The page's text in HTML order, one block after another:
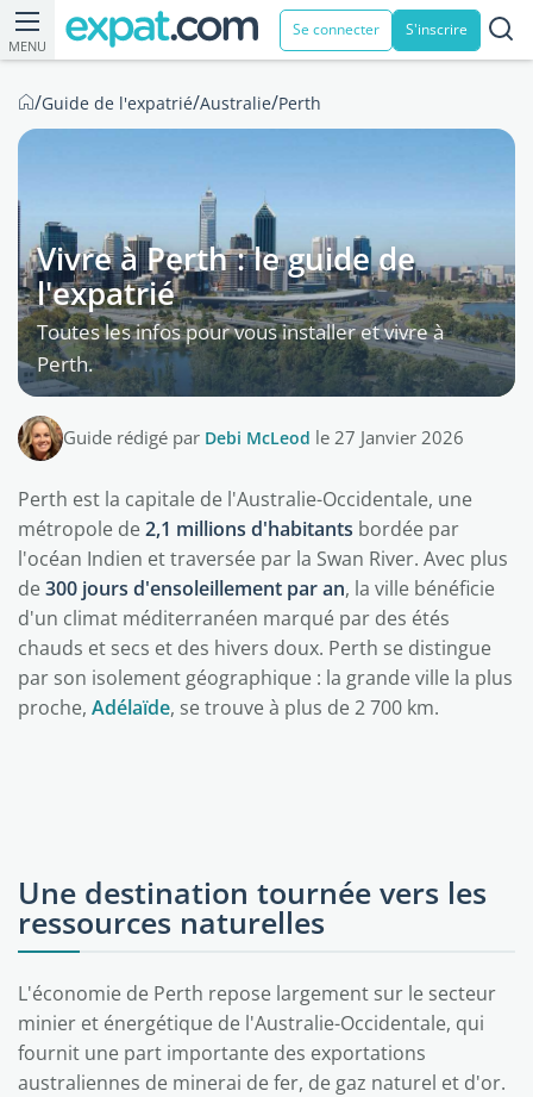
MENU
Se connecter S'inscrire
/Guide de l'expatrié/Australie/Perth
Vivre à Perth : le guide de
l'expatrié
Toutes les infos pour vous installer et vivre à
Perth.
Guide rédigé par Debi McLeod le 27 Janvier 2026
Perth est la capitale de l'Australie-Occidentale, une
métropole de2,1 millions d'habitants bordée par
l'océan Indien et traversée par la Swan River. Avec plus
de300 jours d'ensoleillement par an, la ville bénéficie
d'un climat méditerranéen marqué par des étés
chauds et secs et des hivers doux. Perth se distingue
par son isolement géographique : la grande ville la plus
proche, Adélaïde, se trouve à plus de 2 700 km.
Une destination tournée vers les
ressources naturelles
L'économie de Perth repose largement sur le secteur
minier et énergétique de l'Australie-Occidentale, qui
fournit une part importante des exportations
australiennes de minerai de fer, de gaz naturel et d'or.